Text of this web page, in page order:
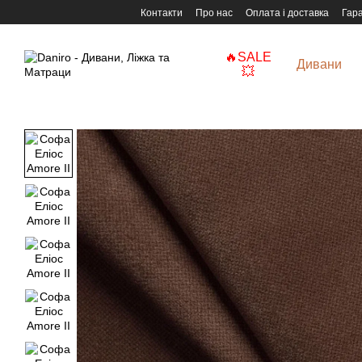
Перейти до основного контенту
Контакти Про нас Оплата і доставка
🔥SALE
💥
Дивани